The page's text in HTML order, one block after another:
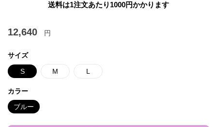
送料は1注文あたり 1000円かかります
12,640 円
サイズ
S M L
カラー
ブルー